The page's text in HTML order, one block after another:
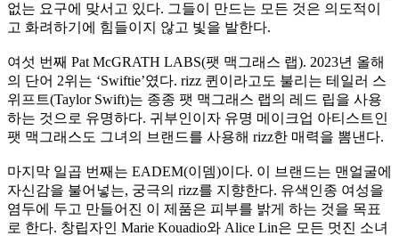
없는 요구에 맞서고 있다. 그들이 만드는 모든 것은 의도적이
고 화려하기에 힘들이지 않고 빛을 발한다.
여섯 번째 Pat McGRATH LABS(팻 맥그래스 랩). 2023년 올해
의 단어 2위는 ‘Swiftie’였다. rizz 퀸이라고도 불리는 테일러 스
위프트(Taylor Swift)는 종종 팻 맥그래스 랩의 레드 립을 사용
하는 것으로 유명하다. 귀부인이자 유명 메이크업 아티스트인
팻 맥그래스도 그녀의 브랜드를 사용해 rizz한 매력을 뽐낸다.
마지막 일곱 번째는 EADEM(이뎀)이다. 이 브랜드는 맨얼굴에
자신감을 불어넣는, 궁극의 rizz를 지향한다. 유색인종 여성을
염두에 두고 만들어진 이 제품은 피부를 밝게 하는 것을 목표
로 한다. 창립자인 Marie Kouadio와 Alice Lin은 모든 멋진 소녀